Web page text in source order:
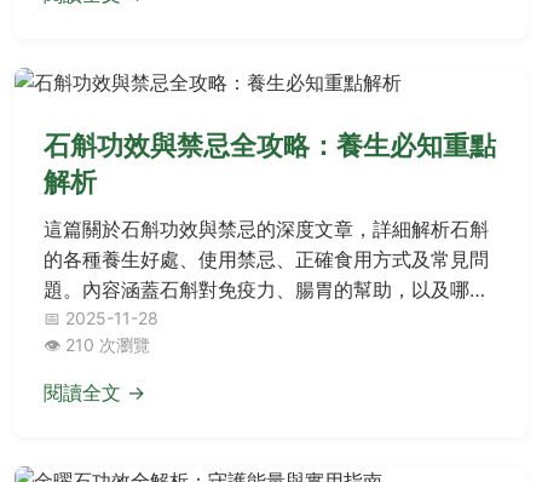
石斛功效與禁忌全攻略：養生必知重點
解析
這篇關於石斛功效與禁忌的深度文章，詳細解析石斛
的各種養生好處、使用禁忌、正確食用方式及常見問
題。內容涵蓋石斛對免疫力、腸胃的幫助，以及哪些
人不宜使用、副作用注意事項，幫助您安全有效地利
用石斛改善健康。
📅 2025-11-28
👁️ 210 次瀏覽
閱讀全文 →